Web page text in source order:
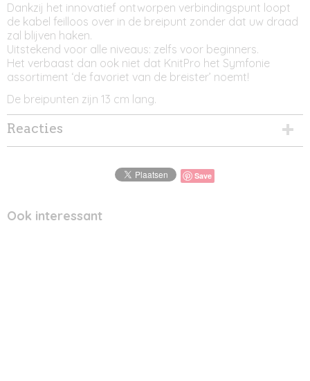
Dankzij het innovatief ontworpen verbindingspunt loopt
de kabel feilloos over in de breipunt zonder dat uw draad
zal blijven haken.
Uitstekend voor alle niveaus: zelfs voor beginners.
Het verbaast dan ook niet dat KnitPro het Symfonie
assortiment ‘de favoriet van de breister’ noemt!
De breipunten zijn 13 cm lang.
Reacties
Save
Ook interessant